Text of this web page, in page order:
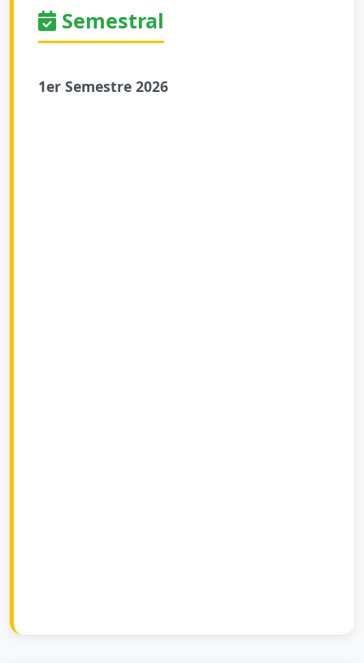
Semestral
1er Semestre 2026